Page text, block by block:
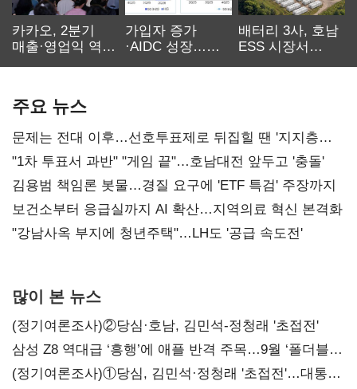
카카오, 2분기
매출·영업익 역대
가입자 증가
·AIDC 성장…
배터리 3사, 호남
ESS 시장서
주요 뉴스
문제는 전대 이후…선호투표제로 뒤집힐 땐 '지지층
불복'
"1차 투표서 과반" "게임 끝"…호남대전 앞두고 '충돌'
김용범 책임론 봇물…경질 요구에 'ETF 특검' 주장까지
보건소부터 응급실까지 AI 확산…지역의료 혁신 본격화
"강남사옥 부지에 청년주택"…LH도 '공급 속도전'
많이 본 뉴스
(정기여론조사)②당심·호남, 김민석-정청래 '초접전'
삼성 Z8 역대급 ‘흥행’에 애플 반격 주목…9월 ‘폴더블
대전’
(정기여론조사)①당심, 김민석·정청래 '초접전'…대통령